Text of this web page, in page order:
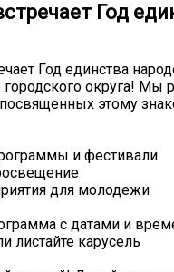
Год
Год единства
городского округа!
этому
и фестивали
для молодежи
с датами и
листайте карусель